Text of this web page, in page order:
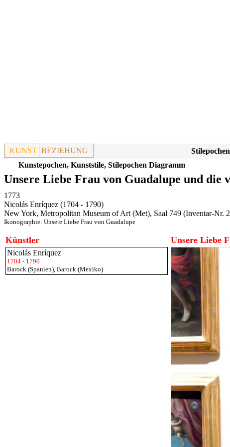
KUNST BEZIEHUNG
Kunstepochen, Kunststile, Stilepochen Diagramm
Unsere Liebe Frau von Guadalupe und die
1773
Nicolás Enríquez (1704 - 1790)
New York, Metropolitan Museum of Art (Met), Saal 749 (Inventar-Nr.
Ikonographie: Unsere Liebe Frau von Guadalupe
Künstler
Nicolás Enríquez
1704 - 1790
Barock (Spanien), Barock (Mexiko)
Unsere Liebe